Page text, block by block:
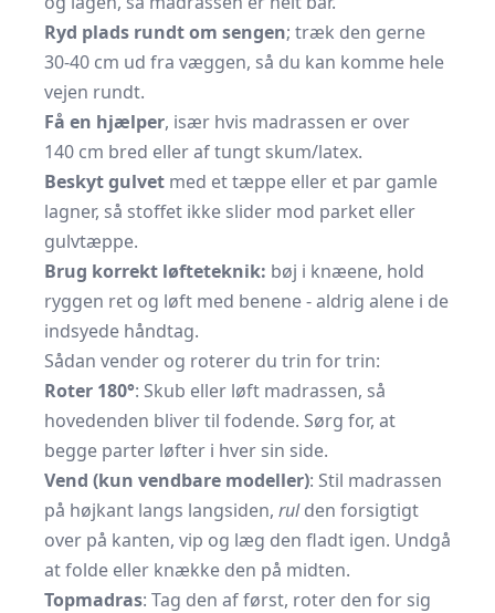
Ryd plads rundt om sengen; træk den gerne
30-40 cm ud fra væggen, så du kan komme hele
vejen rundt.
Få en hjælper, især hvis madrassen er over
140 cm bred eller af tungt skum/latex.
Beskyt gulvet med et tæppe eller et par gamle
lagner, så stoffet ikke slider mod parket eller
gulvtæppe.
Brug korrekt løfteteknik: bøj i knæene, hold
ryggen ret og løft med benene - aldrig alene i de
indsyede håndtag.
Sådan vender og roterer du trin for trin:
Roter 180°: Skub eller løft madrassen, så
hovedenden bliver til fodende. Sørg for, at
begge parter løfter i hver sin side.
Vend (kun vendbare modeller): Stil madrassen
på højkant langs langsiden, rulden forsigtigt
over på kanten, vip og læg den fladt igen. Undgå
at folde eller knække den på midten.
Topmadras: Tag den af først, roter den for sig